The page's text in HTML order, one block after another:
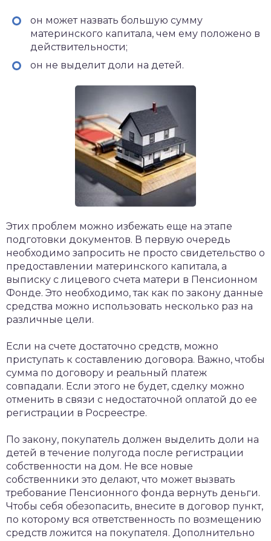
он может назвать большую сумму
материнского капитала, чем ему положено в
действительности;
он не выделит доли на детей.
Этих проблем можно избежать еще на этапе
подготовки документов. В первую очередь
необходимо запросить не просто свидетельство о
предоставлении материнского капитала, а
выписку с лицевого счета матери в Пенсионном
Фонде. Это необходимо, так как по закону данные
средства можно использовать несколько раз на
различные цели.
Если на счете достаточно средств, можно
приступать к составлению договора. Важно, чтобы
сумма по договору и реальный платеж
совпадали. Если этого не будет, сделку можно
отменить в связи с недостаточной оплатой до ее
регистрации в Росреестре.
По закону, покупатель должен выделить доли на
детей в течение полугода после регистрации
собственности на дом. Не все новые
собственники это делают, что может вызвать
требование Пенсионного фонда вернуть деньги.
Чтобы себя обезопасить, внесите в договор пункт,
по которому вся ответственность по возмещению
средств ложится на покупателя. Дополнительно